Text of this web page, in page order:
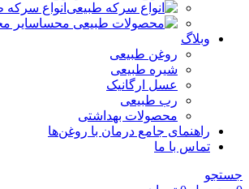
انواع سرکه
سایر
وبلاگ
روغن طبیعی
شیره طبیعی
عسل ارگانیک
رب طبیعی
محصولات بهداشتی
راهنمای جامع درمان با روغن‌ها
تماس با ما
جستجو